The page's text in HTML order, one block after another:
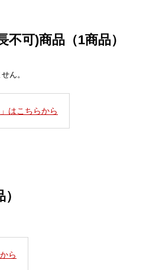
可)商品（1商品）
ん。
はこちらから
ら